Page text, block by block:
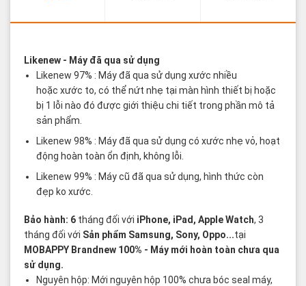
Likenew- Máy đã qua sử dụng
Likenew 97% : Máy đã qua sử dụng xước nhiều
hoặc xước to, có thể nứt nhẹ tại màn hình thiết bị hoặc
bị 1 lỗi nào đó được giới thiệu chi tiết trong phần mô tả
sản phẩm.
Likenew 98% : Máy đã qua sử dụng có xước nhẹ vỏ, hoạt
động hoàn toàn ổn định, không lỗi.
Likenew 99% : Máy cũ đã qua sử dụng, hình thức còn
đẹp ko xước.
Bảo hành: 6 tháng đối với iPhone, iPad, Apple Watch, 3
tháng đối với Sản phẩm Samsung, Sony, Oppo...tại
MOBAPPY Brandnew 100% - Máy mới hoàn toàn chưa qua
sử dụng.
Nguyên hộp: Mới nguyên hộp 100% chưa bóc seal máy,